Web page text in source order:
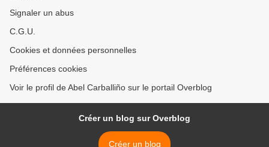
Signaler un abus
C.G.U.
Cookies et données personnelles
Préférences cookies
Voir le profil de Abel Carballiño sur le portail Overblog
Créer un blog sur Overblog
Créer un blog